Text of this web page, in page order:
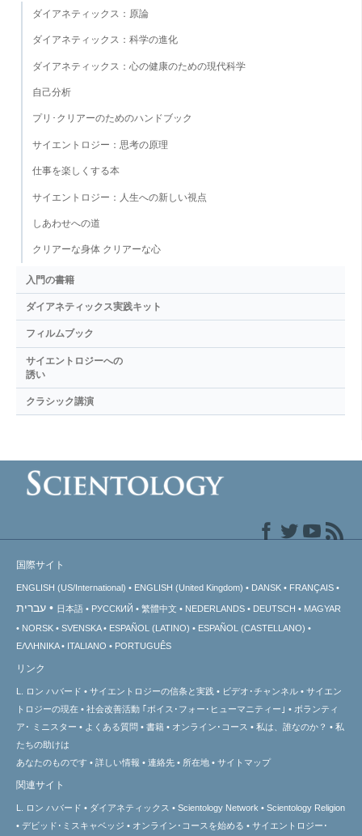
ダイアネティックス：原論
ダイアネティックス：科学の進化
ダイアネティックス：心の健康のための現代科学
自己分析
プリ･クリアーのためのハンドブック
サイエントロジー：思考の原理
仕事を楽しくする本
サイエントロジー：人生への新しい視点
しあわせへの道
クリアーな身体 クリアーな心
入門の書籍
ダイアネティックス実践キット
フィルムブック
サイエントロジーへの
誘い
クラシック講演
国際サイト
ENGLISH (US/International) ENGLISH (United Kingdom) DANSK FRANÇAIS
עברית 日本語 РУССКИЙ 繁體中文 NEDERLANDS DEUTSCH
MAGYAR
NORSK
SVENSKA ESPAÑOL (LATINO)
ESPAÑOL (CASTELLANO)
ΕΛΛΗΝΙΚA
ITALIANO PORTUGUÊS
リンク
L. ロン ハバード サイエントロジーの信条と実践 ビデオ･チャンネル
サイエン
トロジーの現在 社会改善活動 ｢ボイス･フォー･ヒューマニティー｣
ボランティ
ア･
ミニスター よくある質問 書籍 オンライン･コース 私は、誰なのか？
私
たちの助けは
あなたのものです
詳しい情報 連絡先 所在地 サイトマップ
関連サイト
L. ロン ハバード ダイアネティックス Scientology Network
Scientology Religion
デビッド･ミスキャベッジ
オンライン･コースを始める サイエントロジー･